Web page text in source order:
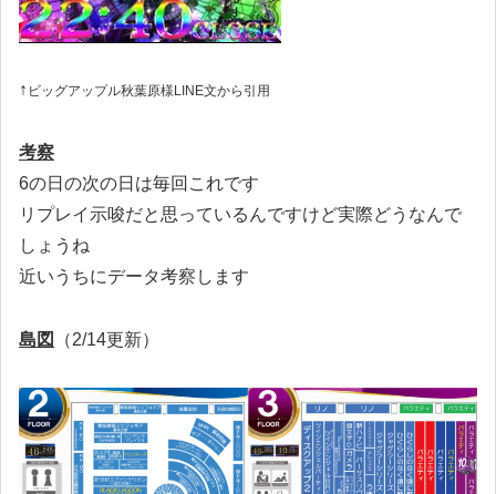
↑ ビッグアップル秋葉原様LINE文から引用
考察
6の日の次の日は毎回これです
リプレイ示唆だと思っているんですけど実際どうなんで
しょうね
近いうちにデータ考察します
島図 （2/14更新）